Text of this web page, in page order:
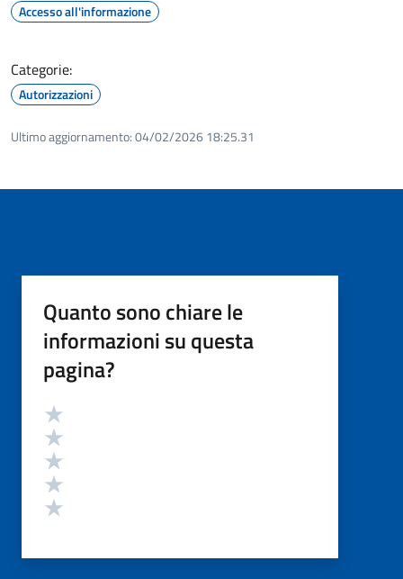
Accesso all'informazione
Categorie:
Autorizzazioni
Ultimo aggiornamento:04/02/2026 18:25.31
Quanto sono chiare le
informazioni su questa
pagina?
Valutazione